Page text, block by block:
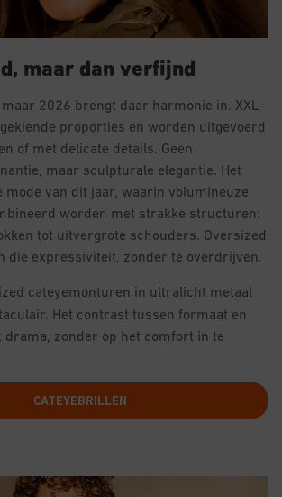
maar dan verfijnd
2026 brengt daar harmonie in. XXL-
proporties en worden uitgevoerd
of met delicate details. Geen
maar sculpturale elegantie. Het
mode van dit jaar, waarin volumineuze
worden met strakke structuren:
tot uitvergrote schouders. Oversized
die expressiviteit, zonder te overdrijven.
cateyemonturen in ultralicht metaal
Het contrast tussen formaat en
zonder op het comfort in te
CATEYEBRILLEN